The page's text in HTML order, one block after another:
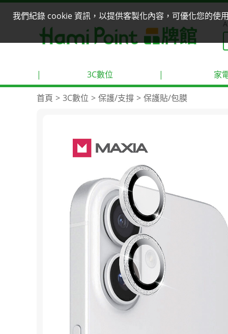
我們紀錄 cookie 資訊，以提供客製化內容，可優化您的使
| 3C數位 | 家
首頁 3C數位 保護/支撐 保護貼/包膜